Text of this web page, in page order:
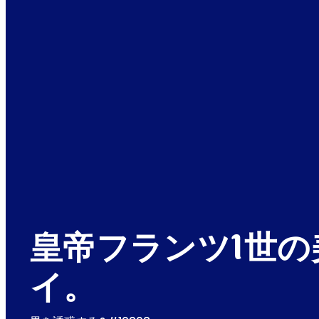
皇帝フランツ1世
イ。